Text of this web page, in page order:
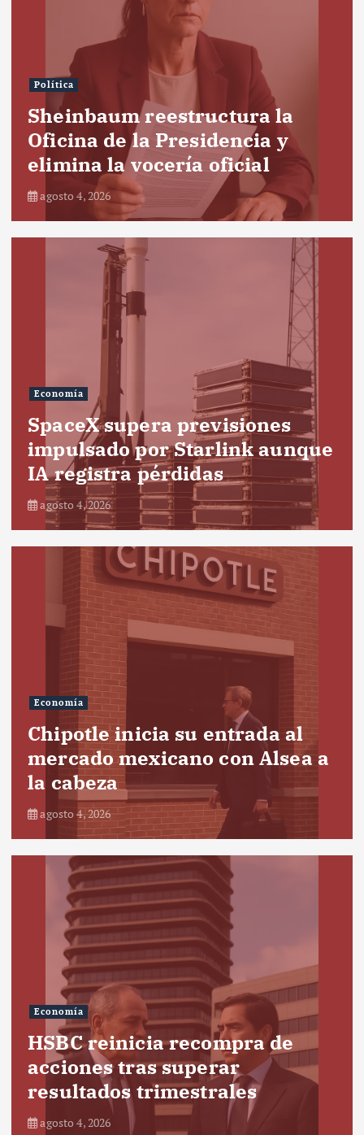
Política
Sheinbaum reestructura la
Oficina de la Presidencia y
elimina la vocería oficial
agosto 4, 2026
Economía
SpaceX supera previsiones
impulsado por Starlink aunque
IA registra pérdidas
agosto 4, 2026
Economía
Chipotle inicia su entrada al
mercado mexicano con Alsea a
la cabeza
agosto 4, 2026
Economía
HSBC reinicia recompra de
acciones tras superar
resultados trimestrales
agosto 4, 2026